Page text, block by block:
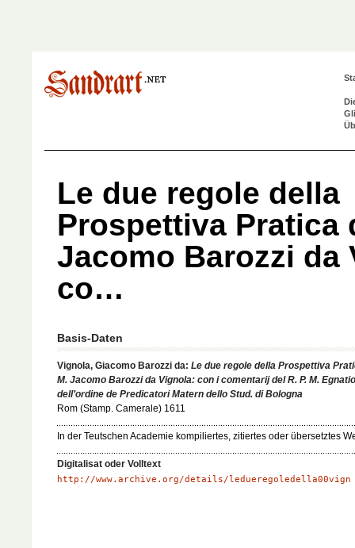
Le due regole della
Prospettiva Pratica
Jacomo Barozzi da
co…
Basis-Daten
Vignola, Giacomo Barozzi da: Le due regole della Prospettiva
M. Jacomo Barozzi da Vignola: con i comentarij del R. P. M.
dell’ordine de Predicatori Matern dello Stud. di Bologna
Rom (Stamp. Camerale) 1611
In der Teutschen Academie kompiliertes, zitiertes oder übersetztes
Digitalisat oder Volltext
http://www.archive.org/details/ledueregoledella00vign